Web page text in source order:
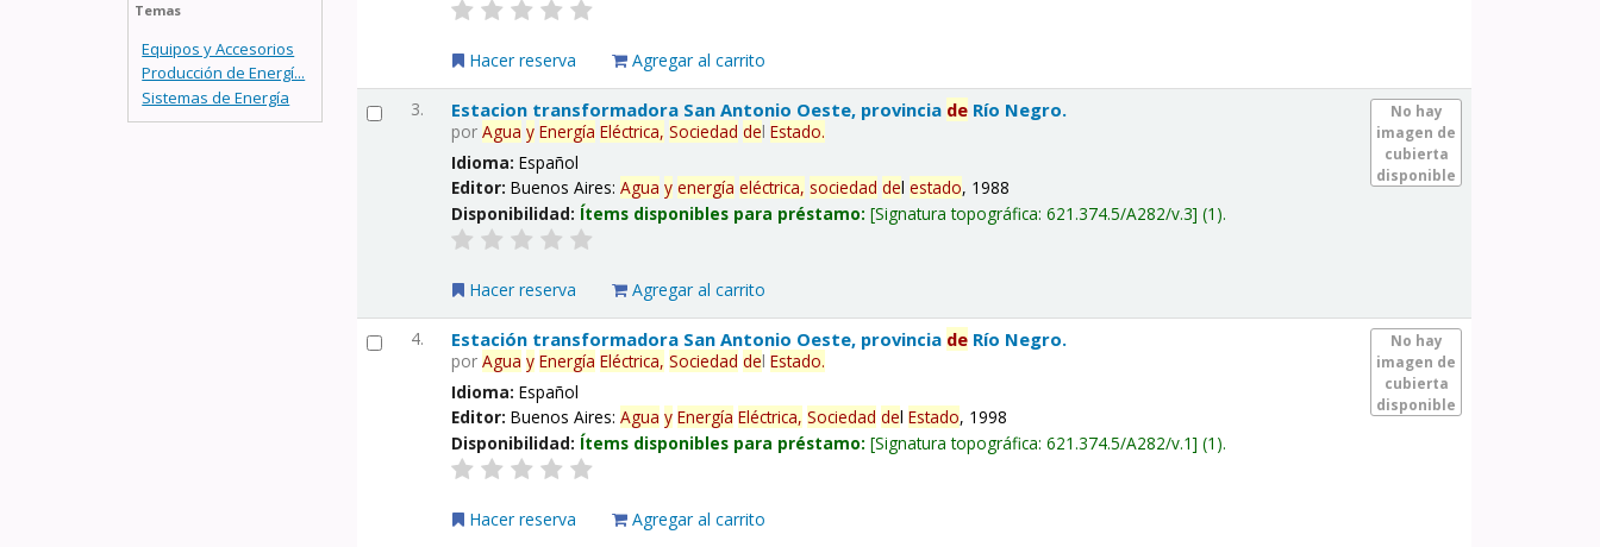
Temas
Equipos y Accesorios
Producción de Energí...
Sistemas de Energía
Hacer reserva Agregar al carrito
3.
No hay
imagen de
cubierta
disponible
Estacion transformadora San Antonio Oeste, provincia de Río Negro.
porAgua y Energía Eléctrica, Sociedad delEstado.
Idioma:Español
Editor:Buenos Aires:Agua y energía eléctrica, sociedad delestado, 1988
Disponibilidad: Ítems disponibles para préstamo: Signatura topográfica:621.374.5/A282/v.3 (1).
Hacer reserva Agregar al carrito
4.
No hay
imagen de
cubierta
disponible
Estación transformadora San Antonio Oeste, provincia de Río Negro.
porAgua y Energía Eléctrica, Sociedad delEstado.
Idioma:Español
Editor:Buenos Aires:Agua y Energía Eléctrica, Sociedad delEstado, 1998
Disponibilidad: Ítems disponibles para préstamo: Signatura topográfica:621.374.5/A282/v.1 (1).
Hacer reserva Agregar al carrito